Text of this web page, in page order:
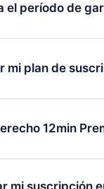
el período de
nuestra aplicación
biblioteca. Si por
nuestra
el reembolso
mi plan de
solo se aplicará a
Por ejemplo, si
mensual a
12min
un plan que te
de más de
mi suscripción